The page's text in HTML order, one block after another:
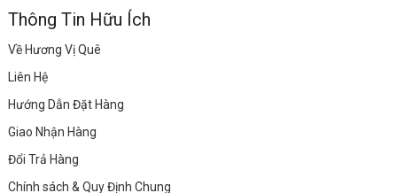
Thông Tin Hữu Ích
Về Hương Vị Quê
Liên Hệ
Hướng Dẫn Đặt Hàng
Giao Nhận Hàng
Đổi Trả Hàng
Chính sách & Quy Định Chung